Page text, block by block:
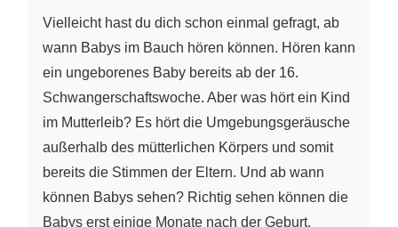
Vielleicht hast du dich schon einmal gefragt, ab
wann Babys im Bauch hören können. Hören kann
ein ungeborenes Baby bereits ab der 16.
Schwangerschaftswoche. Aber was hört ein Kind
im Mutterleib? Es hört die Umgebungsgeräusche
außerhalb des mütterlichen Körpers und somit
bereits die Stimmen der Eltern. Und ab wann
können Babys sehen? Richtig sehen können die
Babys erst einige Monate nach der Geburt.